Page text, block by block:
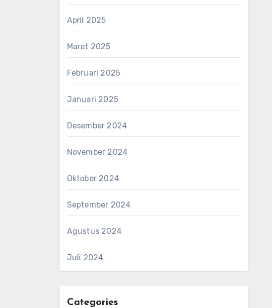
April 2025
Maret 2025
Februari 2025
Januari 2025
Desember 2024
November 2024
Oktober 2024
September 2024
Agustus 2024
Juli 2024
Categories